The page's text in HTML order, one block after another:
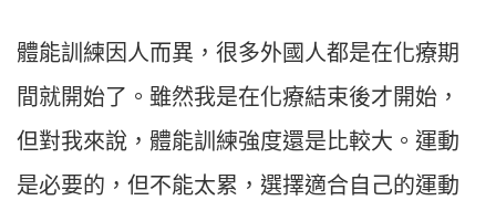
體能訓練因人而異，很多外國人都是在化療期
間就開始了。雖然我是在化療結束後才開始，
但對我來說，體能訓練強度還是比較大。運動
是必要的，但不能太累，選擇適合自己的運動